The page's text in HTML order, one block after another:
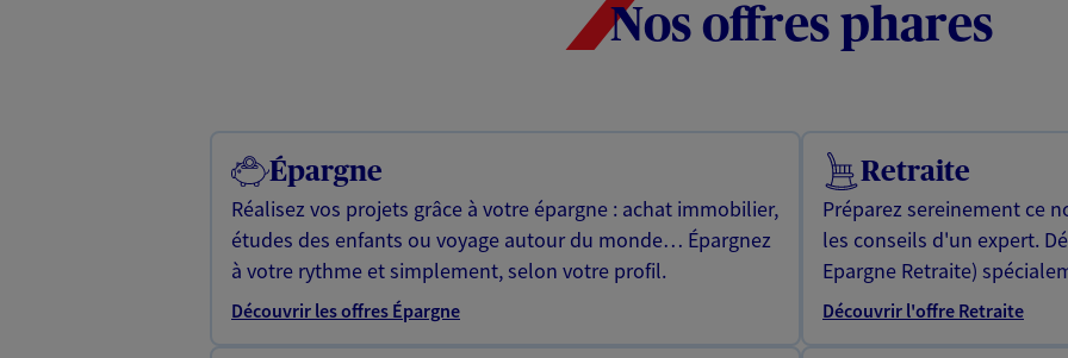
Nos offres phares
Épargne
Réalisez vos projets grâce à votre épargne : achat immobilier,
études des enfants ou voyage autour du monde… Épargnez
à votre rythme et simplement, selon votre profil.
Découvrir les offres Épargne
Retraite
Préparez sereinement ce
les conseils d'un expert.
Epargne Retraite)
Découvrir l'offre Retraite